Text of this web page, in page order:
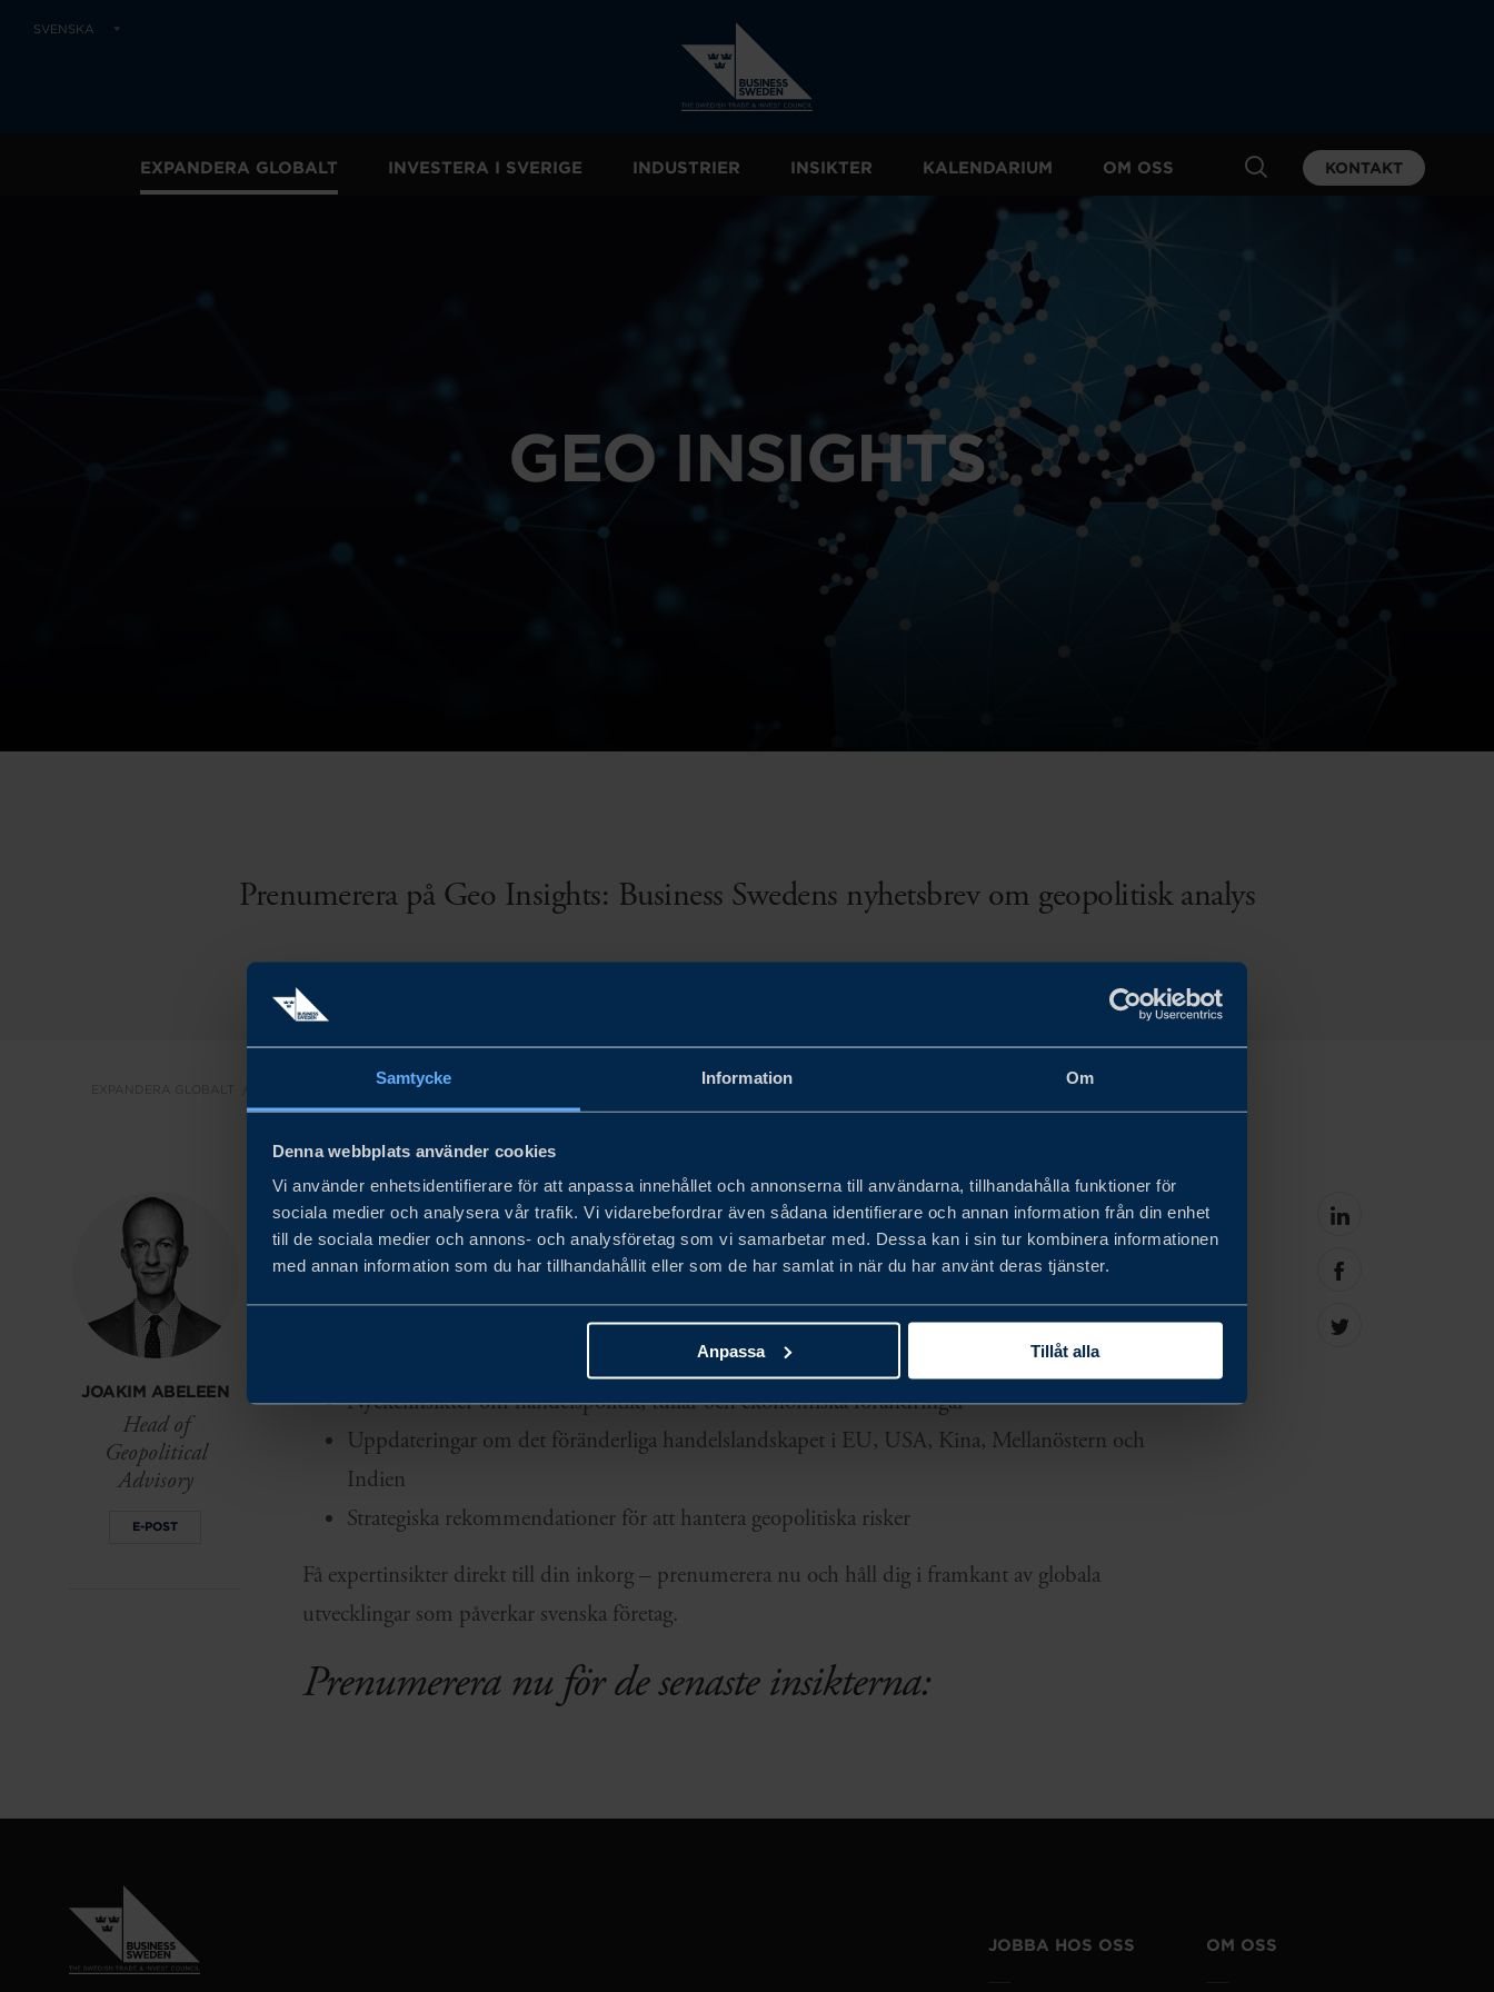
Samtycke Information Om
Denna webbplats använder cookies
Vi använder enhetsidentifierare för att anpassa innehållet och annonserna till användarna, tillhandahålla funktioner för
sociala medier och analysera vår trafik. Vi vidarebefordrar även sådana identifierare och annan information från din enhet
till de sociala medier och annons- och analysföretag som vi samarbetar med. Dessa kan i sin tur kombinera informationen
med annan information som du har tillhandahållit eller som de har samlat in när du har använt deras tjänster.
Anpassa Tillåt alla
SVENSKA
EXPANDERA GLOBALT INVESTERA I SVERIGE INDUSTRIER INSIKTER KALENDARIUM OM OSS KONTAKT
GEO INSIGHTS
Prenumerera på Geo Insights: Business Swedens nyhetsbrev om geopolitisk analys
GEOPOLITISK RÅDGIVNING
JOAKIM ABELEEN
Head of
Geopolitical
Advisory
E-POST
Håll dig steget före i en föränderlig global miljö med GEO Insights - Business Swedens nyhetsbrev
om handelspolitik, geopolitiska skiften och strategiska utvecklingar som påverkar svenska företag
Nyckelinsikter om handelspolitik, tullar och ekonomiska förändringar
Uppdateringar om det föränderliga handelslandskapet i EU, USA, Kina, Mellanöstern och
Indien
Strategiska rekommendationer för att hantera geopolitiska risker
Få expertinsikter direkt till din inkorg – prenumerera nu och håll dig i framkant av globala
utvecklingar som påverkar svenska företag.
Prenumerera nu för de senaste insikterna:
Share
linkedin
Share
facebook
Share
JOBBA HOS OSS OM OSS